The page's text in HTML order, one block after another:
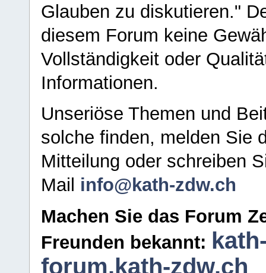
Glauben zu diskutieren."
diesem Forum keine
Vollständigkeit oder
Informationen.
Unseriöse Themen und
solche finden, melden Sie
Mitteilung oder schreiben
Mail info@kath-zdw.ch
Machen Sie das Forum
Freunden bekannt:
forum.kath-zdw.ch